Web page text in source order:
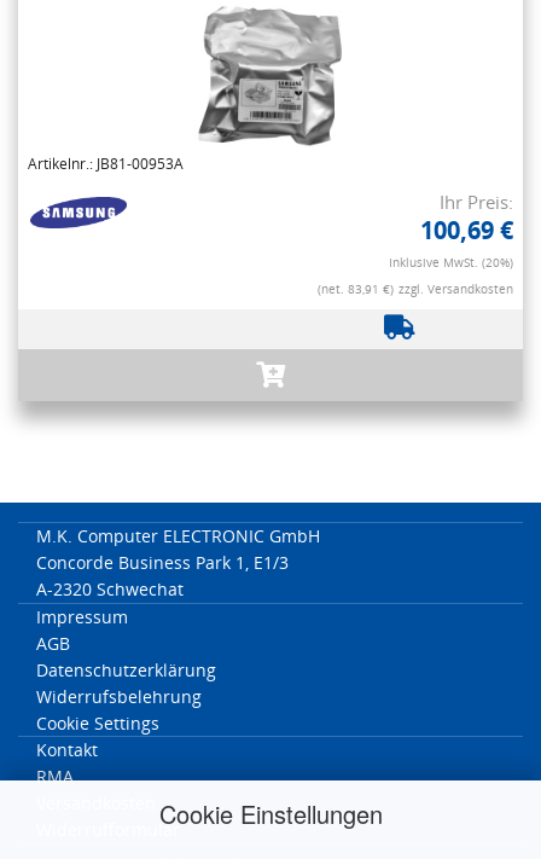
Cookie Einstellungen
Artikelnr.: JB81-00953A
Ihr Preis:
100,69 €
Inklusive MwSt. (20%)
(net. 83,91 €) zzgl. Versandkosten
M.K. Computer ELECTRONIC GmbH
Concorde Business Park 1, E1/3
A-2320 Schwechat
Impressum
AGB
Datenschutzerklärung
Widerrufsbelehrung
Cookie Settings
Kontakt
RMA
Widerrufformular